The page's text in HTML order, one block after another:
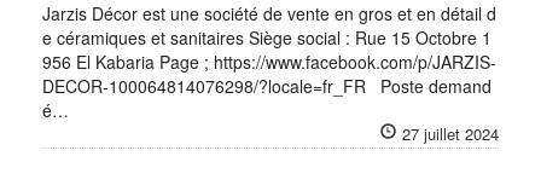
Jarzis Décor est une société de vente en gros et en détail d
e céramiques et sanitaires Siège social : Rue 15 Octobre 1
956 El Kabaria Page ; https://www.facebook.com/p/JARZIS-
DECOR-100064814076298/?locale=fr_FR Poste demand
é…
27 juillet 2024